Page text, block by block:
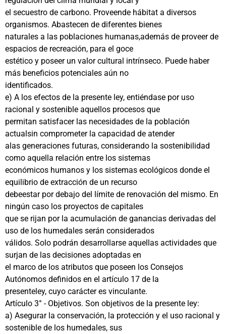
el secuestro de carbono. Proveende hábitat a diversos
organismos. Abastecen de diferentes bienes
naturales a las poblaciones humanas,además de proveer de
espacios de recreación, para el goce
estético y poseer un valor cultural intrínseco. Puede haber
más beneficios potenciales aún no
identificados.
e) A los efectos de la presente ley, entiéndase por uso
racional y sostenible aquellos procesos que
permitan satisfacer las necesidades de la población
actualsin comprometer la capacidad de atender
alas generaciones futuras, considerando la sostenibilidad
como aquella relación entre los sistemas
económicos humanos y los sistemas ecológicos donde el
equilibrio de extracción de un recurso
debeestar por debajo del límite de renovación del mismo. En
ningún caso los proyectos de capitales
que se rijan por la acumulación de ganancias derivadas del
uso de los humedales serán considerados
válidos. Solo podrán desarrollarse aquellas actividades que
surjan de las decisiones adoptadas en
el marco de los atributos que poseen los Consejos
Autónomos definidos en el artículo 17 de la
presenteley, cuyo carácter es vinculante.
Artículo 3° - Objetivos. Son objetivos de la presente ley:
a) Asegurar la conservación, la protección y el uso racional y
sostenible de los humedales, sus